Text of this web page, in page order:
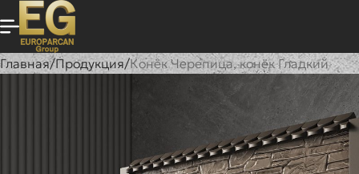
Главная/Продукция/Конёк Черепица, конёк Гладкий